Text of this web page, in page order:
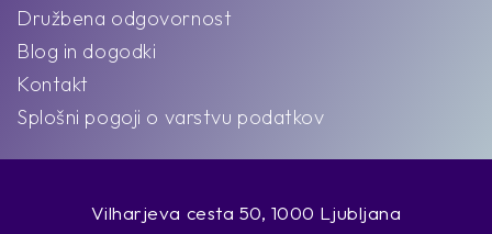
Družbena odgovornost
Blog in dogodki
Kontakt
Splošni pogoji o varstvu podatkov
Vilharjeva cesta 50, 1000 Ljubljana